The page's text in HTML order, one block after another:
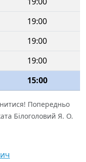
19:00
19:00
19:00
15:00
Попередньо
Білоголовий Я. О.